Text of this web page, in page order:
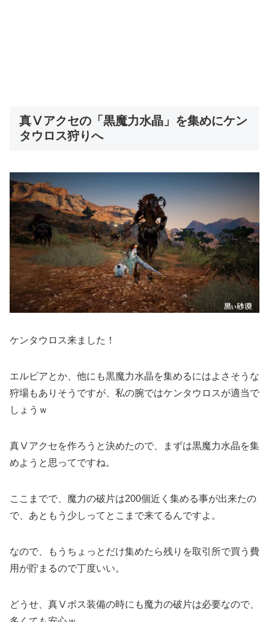
真Ⅴアクセの「黒魔力水晶」を集めにケン
タウロス狩りへ
ケンタウロス来ました！
エルビアとか、他にも黒魔力水晶を集めるにはよさそうな
狩場もありそうですが、私の腕ではケンタウロスが適当で
しょうｗ
真Ⅴアクセを作ろうと決めたので、まずは黒魔力水晶を集
めようと思ってですね。
ここまでで、魔力の破片は200個近く集める事が出来たの
で、あともう少しってとこまで来てるんですよ。
なので、もうちょっとだけ集めたら残りを取引所で買う費
用が貯まるので丁度いい。
どうせ、真Ⅴボス装備の時にも魔力の破片は必要なので、